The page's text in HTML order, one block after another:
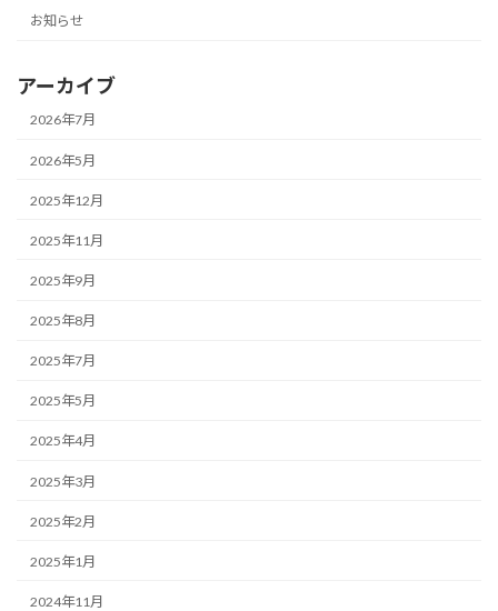
お知らせ
アーカイブ
2026年7月
2026年5月
2025年12月
2025年11月
2025年9月
2025年8月
2025年7月
2025年5月
2025年4月
2025年3月
2025年2月
2025年1月
2024年11月